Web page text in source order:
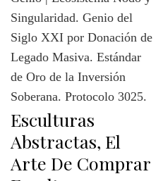
Esculturas
Abstractas, El
Arte De Comprar